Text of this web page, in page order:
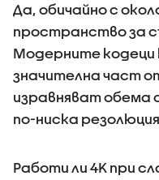
Да, обичайно с
пространство за
Модерните кодеци
значителна част
изравняват обема
по-ниска
Работи ли 4K при